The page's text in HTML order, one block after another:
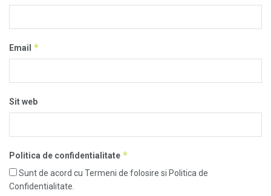
Email *
Sit web
Politica de confidentialitate *
Sunt de acord cu Termeni de folosire si Politica de
Confidentialitate.